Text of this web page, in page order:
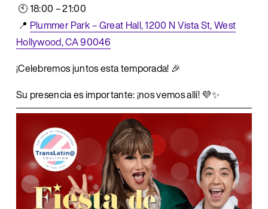
🕙 18:00 – 21:00
📍 Plummer Park – Great Hall, 1200 N Vista St, West
Hollywood, CA 90046
¡Celebremos juntos esta temporada! 🎉
Su presencia es importante: ¡nos vemos allí! 💜✨